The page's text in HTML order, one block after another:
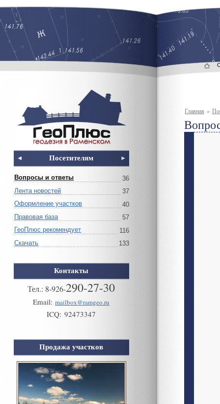
Посетителям
Вопросы и ответы
36
Лента новостей
37
Оформление участков
40
Правовая база
57
ГеоПлюс рекомендует
116
Скачать
133
Контакты
Тел.: 8-926-290-27-30
Email: mailbox@ramgeo.ru
ICQ: 92473347
Продажа участков
Главная »